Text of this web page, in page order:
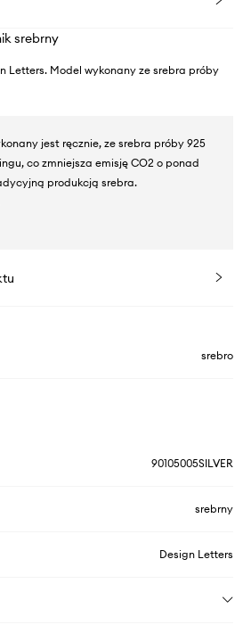
srebrny
Letters. Model wykonany ze srebra próby
jest ręcznie, ze srebra próby 925
co zmniejsza emisję CO2 o ponad
produkcją srebra.
srebro
90105005SILVER
srebrny
Design Letters